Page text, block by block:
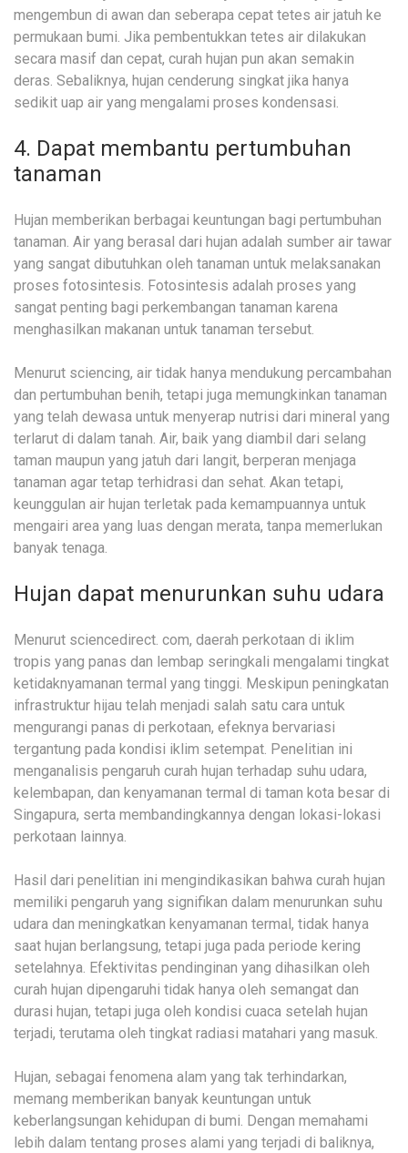
mengembun di awan dan seberapa cepat tetes air jatuh ke
permukaan bumi. Jika pembentukkan tetes air dilakukan
secara masif dan cepat, curah hujan pun akan semakin
deras. Sebaliknya, hujan cenderung singkat jika hanya
sedikit uap air yang mengalami proses kondensasi.
4. Dapat membantu pertumbuhan
tanaman
Hujan memberikan berbagai keuntungan bagi pertumbuhan
tanaman. Air yang berasal dari hujan adalah sumber air tawar
yang sangat dibutuhkan oleh tanaman untuk melaksanakan
proses fotosintesis. Fotosintesis adalah proses yang
sangat penting bagi perkembangan tanaman karena
menghasilkan makanan untuk tanaman tersebut.
Menurut sciencing, air tidak hanya mendukung percambahan
dan pertumbuhan benih, tetapi juga memungkinkan tanaman
yang telah dewasa untuk menyerap nutrisi dari mineral yang
terlarut di dalam tanah. Air, baik yang diambil dari selang
taman maupun yang jatuh dari langit, berperan menjaga
tanaman agar tetap terhidrasi dan sehat. Akan tetapi,
keunggulan air hujan terletak pada kemampuannya untuk
mengairi area yang luas dengan merata, tanpa memerlukan
banyak tenaga.
Hujan dapat menurunkan suhu udara
Menurut sciencedirect. com, daerah perkotaan di iklim
tropis yang panas dan lembap seringkali mengalami tingkat
ketidaknyamanan termal yang tinggi. Meskipun peningkatan
infrastruktur hijau telah menjadi salah satu cara untuk
mengurangi panas di perkotaan, efeknya bervariasi
tergantung pada kondisi iklim setempat. Penelitian ini
menganalisis pengaruh curah hujan terhadap suhu udara,
kelembapan, dan kenyamanan termal di taman kota besar di
Singapura, serta membandingkannya dengan lokasi-lokasi
perkotaan lainnya.
Hasil dari penelitian ini mengindikasikan bahwa curah hujan
memiliki pengaruh yang signifikan dalam menurunkan suhu
udara dan meningkatkan kenyamanan termal, tidak hanya
saat hujan berlangsung, tetapi juga pada periode kering
setelahnya. Efektivitas pendinginan yang dihasilkan oleh
curah hujan dipengaruhi tidak hanya oleh semangat dan
durasi hujan, tetapi juga oleh kondisi cuaca setelah hujan
terjadi, terutama oleh tingkat radiasi matahari yang masuk.
Hujan, sebagai fenomena alam yang tak terhindarkan,
memang memberikan banyak keuntungan untuk
keberlangsungan kehidupan di bumi. Dengan memahami
lebih dalam tentang proses alami yang terjadi di baliknya,